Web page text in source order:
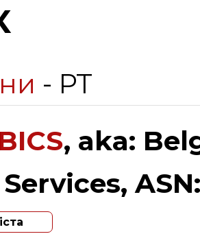
- PT
BICS, aka: